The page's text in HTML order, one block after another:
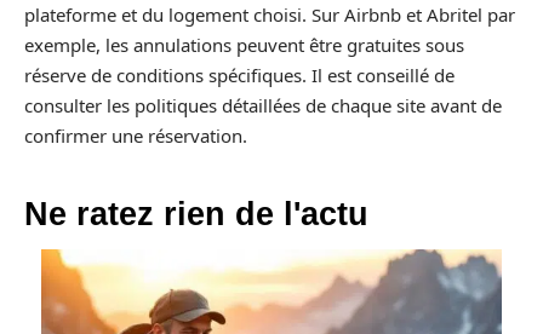
plateforme et du logement choisi. Sur Airbnb et Abritel par
exemple, les annulations peuvent être gratuites sous
réserve de conditions spécifiques. Il est conseillé de
consulter les politiques détaillées de chaque site avant de
confirmer une réservation.
Ne ratez rien de l'actu